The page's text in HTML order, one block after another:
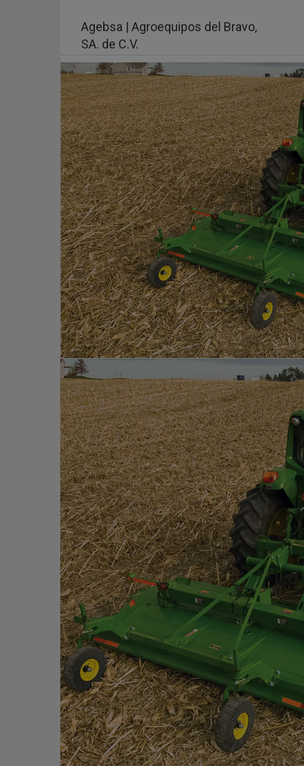
Agebsa | Agroequipos del Bravo,
SA. de C.V.